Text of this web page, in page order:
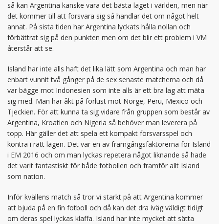
så kan Argentina kanske vara det bästa laget i världen, men när
det kommer till att försvara sig så handlar det om något helt
annat. På sista tiden har Argentina lyckats hålla nollan och
förbättrat sig på den punkten men om det blir ett problem i VM
återstår att se.
Island har inte alls haft det lika lätt som Argentina och man har
enbart vunnit två gånger på de sex senaste matcherna och då
var bägge mot Indonesien som inte alls är ett bra lag att mäta
sig med. Man har åkt på förlust mot Norge, Peru, Mexico och
Tjeckien. För att kunna ta sig vidare från gruppen som består av
Argentina, Kroatien och Nigeria så behöver man leverera på
topp. Här gäller det att spela ett kompakt försvarsspel och
kontra i rätt lägen. Det var en av framgångsfaktorerna för Island
i EM 2016 och om man lyckas repetera något liknande så hade
det varit fantastiskt för både fotbollen och framför allt Island
som nation.
Inför kvällens match så tror vi starkt på att Argentina kommer
att bjuda på en fin fotboll och då kan det dra iväg väldigt tidigt
om deras spel lyckas klaffa. Island har inte mycket att sätta